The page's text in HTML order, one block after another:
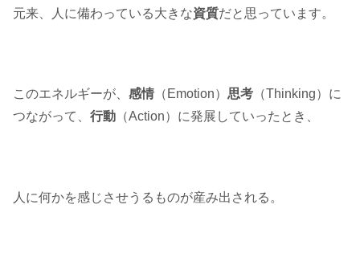
元来、人に備わっている大きな資質だと思っています。
このエネルギーが、 感情 （Emotion） 思考 （Thinking）に
つながって、 行動 （Action）に発展していったとき、
人に何かを感じさせうるものが産み出される。